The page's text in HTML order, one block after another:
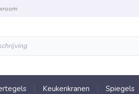
Keukenkranen Spiegels